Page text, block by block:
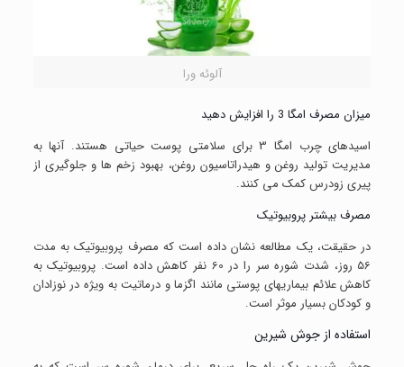
آلوئه ورا
میزان مصرف امگا 3 را افزایش دهید
اسیدهای چرب امگا 3 برای سلامتی پوست حیاتی هستند. آنها به
مدیریت تولید روغن و هیدراتاسیون روغن، بهبود زخم ها و جلوگیری از
پیری زودرس کمک می کنند.
مصرف بیشتر پروبیوتیک
در حقیقت، یک مطالعه نشان داده است که مصرف پروبیوتیک به مدت
56 روز، شدت شوره سر را در 60 نفر کاهش داده است. پروبیوتیک به
کاهش علائم بیماریهای پوستی مانند اگزما و درماتیت به ویژه در نوزادان
و کودکان بسیار موثر است.
استفاده از جوش شیرین